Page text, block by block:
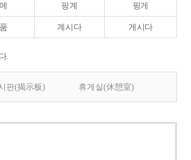
핑계 핑게
계시다 게시다
.
판(揭示板) 휴게실(休憩室)